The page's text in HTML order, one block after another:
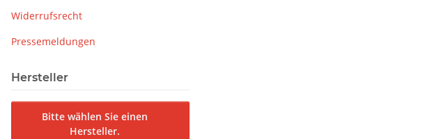
Widerrufsrecht
Pressemeldungen
Hersteller
Bitte wählen Sie einen
Hersteller.